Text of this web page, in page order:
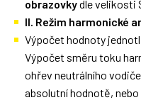
obrazovkydle velikosti
II. Režim harmonické
Výpočet hodnoty
Výpočet směru toku
ohřev neutrálního
absolutní hodnotě,